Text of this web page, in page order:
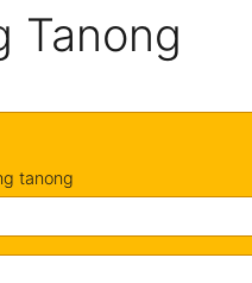
Tanong
tanong